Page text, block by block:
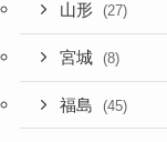
山形 (27)
宮城 (8)
福島 (45)